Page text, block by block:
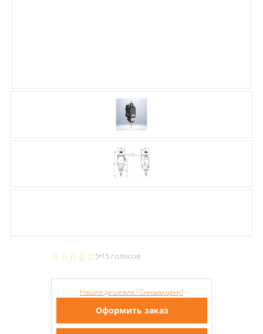
5 15 голосов
Нашли дешевле? Снизим цену!
Оформить заказ